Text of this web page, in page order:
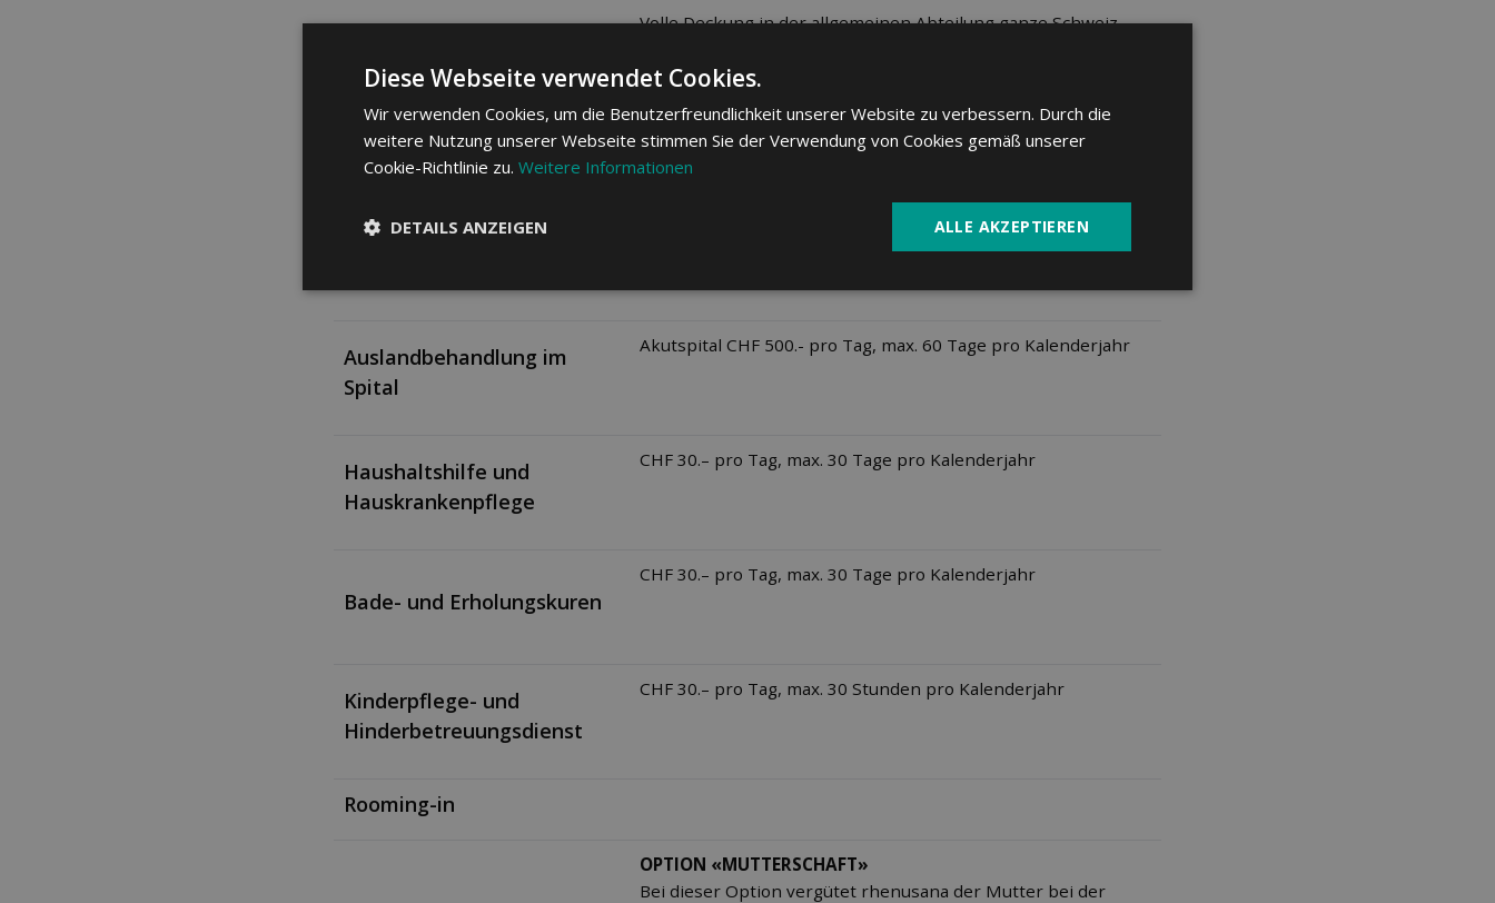
Volle Deckung in der allgemeinen Abteilung ganze Schweiz
Spitalaufenthalt
Selbstbehalt pro Jahr
Auslandbehandlung im
Spital
Akutspital CHF 500.- pro Tag, max. 60 Tage pro Kalenderjahr
Haushaltshilfe und
Hauskrankenpflege
CHF 30.– pro Tag, max. 30 Tage pro Kalenderjahr
Bade- und Erholungskuren
CHF 30.– pro Tag, max. 30 Tage pro Kalenderjahr
Kinderpflege- und
Hinderbetreuungsdienst
CHF 30.– pro Tag, max. 30 Stunden pro Kalenderjahr
Rooming-in
OPTION «MUTTERSCHAFT»
Bei dieser Option vergütet rhenusana der Mutter bei der
Diese Webseite verwendet Cookies.
Wir verwenden Cookies, um die Benutzerfreundlichkeit unserer Website zu verbessern. Durch die
weitere Nutzung unserer Webseite stimmen Sie der Verwendung von Cookies gemäß unserer
Cookie-Richtlinie zu. Weitere Informationen
ALLE AKZEPTIEREN
DETAILS ANZEIGEN